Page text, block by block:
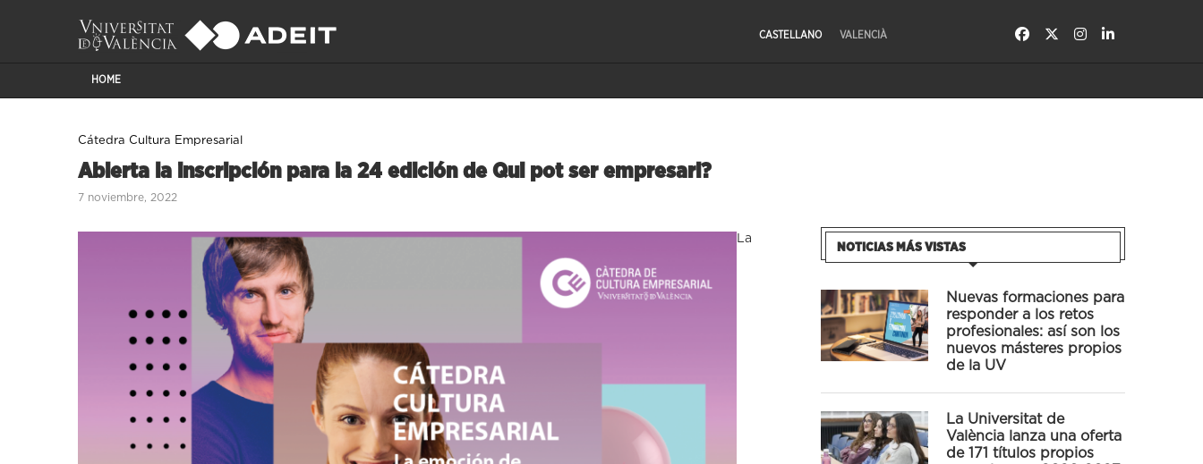
CASTELLANO VALENCIÀ
HOME
Cátedra Cultura Empresarial
Abierta la inscripción para la 24 edición de Qui pot ser empresari?
7 noviembre, 2022
La
NOTICIAS MÁS VISTAS
Nuevas formaciones para
responder a los retos
profesionales: así son los
nuevos másteres propios
de la UV
La Universitat de
València lanza una oferta
de 171 títulos propios